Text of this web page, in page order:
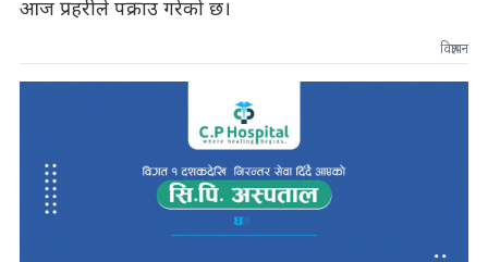
आज प्रहरीले पक्राउ गरेको छ।
विज्ञापन